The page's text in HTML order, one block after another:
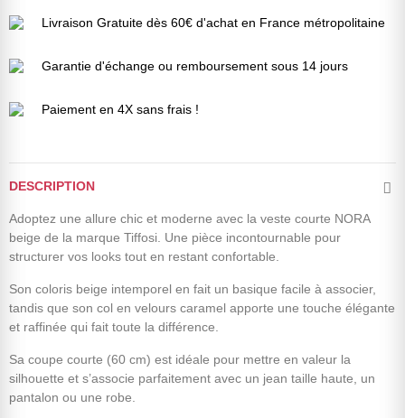
Livraison Gratuite dès 60€ d'achat en France métropolitaine
Garantie d'échange ou remboursement sous 14 jours
Paiement en 4X sans frais !
DESCRIPTION
Adoptez une allure chic et moderne avec la veste courte NORA
beige de la marque Tiffosi. Une pièce incontournable pour
structurer vos looks tout en restant confortable.
Son coloris beige intemporel en fait un basique facile à associer,
tandis que son col en velours caramel apporte une touche élégante
et raffinée qui fait toute la différence.
Sa coupe courte (60 cm) est idéale pour mettre en valeur la
silhouette et s’associe parfaitement avec un jean taille haute, un
pantalon ou une robe.